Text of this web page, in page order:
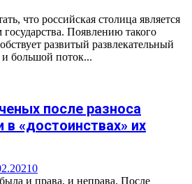
что российская столица является
Появлению такого
развитый развлекательный
и большой поток...
после разноса
«достоинствах» их
0
и права, и неправа. После